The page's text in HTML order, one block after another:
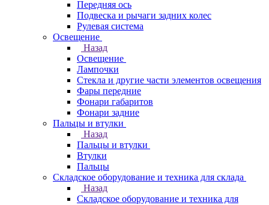
Передняя ось
Подвеска и рычаги задних колес
Рулевая система
Освещение
Назад
Освещение
Лампочки
Стекла и другие части элементов освещения
Фары передние
Фонари габаритов
Фонари задние
Пальцы и втулки
Назад
Пальцы и втулки
Втулки
Пальцы
Складское оборудование и техника для склада
Назад
Складское оборудование и техника для